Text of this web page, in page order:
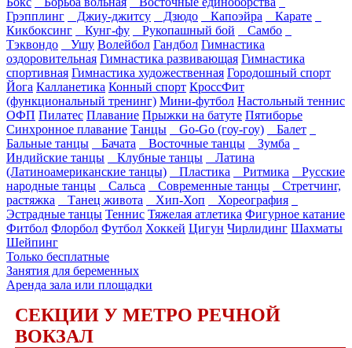
Грэпплинг
Джиу-джитсу Дзюдо Капоэйра
Карате
Кикбоксинг
Кунг-фу Рукопашный бой
Самбо
Тэквондо
Ушу Волейбол Гандбол Гимнастика
оздоровительная Гимнастика развивающая Гимнастика
спортивная Гимнастика художественная Городошный спорт
Йога Калланетика Конный спорт КроссФит
(функциональный тренинг) Мини-футбол Настольный теннис
ОФП Пилатес Плавание Прыжки на батуте Пятиборье
Синхронное плавание Танцы Go-Go (гоу-гоу)
Балет
Бальные танцы
Бачата Восточные танцы
Зумба
Индийские танцы
Клубные танцы
Латина
(Латиноамериканские танцы)
Пластика Ритмика
Русские
народные танцы
Сальса Современные танцы
Стретчинг,
растяжка
Танец живота Хип-Хоп
Хореография
Эстрадные танцы Теннис Тяжелая атлетика Фигурное катание
Фитбол Флорбол Футбол Хоккей Цигун Чирлидинг Шахматы
Шейпинг
Только бесплатные
Занятия для беременных
Аренда зала или площадки
СЕКЦИИ У МЕТРО РЕЧНОЙ
ВОКЗАЛ